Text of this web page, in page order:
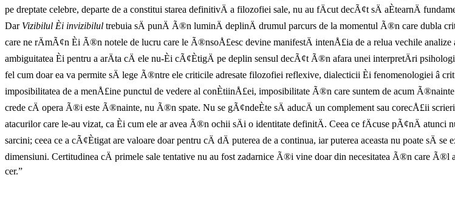
pe dreptate celebre, departe de a constitui starea definitivÄ a filozofiei sale, nu au fÄcut decÃ¢t sÄ aÈtearnÄ
Dar Vizibilul Èi invizibilul trebuia sÄ punÄ Ã®n luminÄ deplinÄ drumul parcurs de la momentul Ã®n care dubla
care ne rÄmÃ¢n Èi Ã®n notele de lucru care le Ã®nsoÅ£esc devine manifestÄ intenÅ£ia de a relua vechile
ambiguitatea Èi pentru a arÄta cÄ ele nu-Èi cÃ¢ÈtigÄ pe deplin sensul decÃ¢t Ã®n afara unei interpretÄri
fel cum doar ea va permite sÄ lege Ã®ntre ele criticile adresate filozofiei reflexive, dialecticii Èi fenomenologiei â
imposibilitatea de a menÅ£ine punctul de vedere al conÈtiinÅ£ei, imposibilitate Ã®n care suntem de acum
crede cÄ opera Ã®i este Ã®nainte, nu Ã®n spate. Nu se gÃ¢ndeÈte sÄ aducÄ un complement sau corecÅ£ii
atacurilor care le-au vizat, ca Èi cum ele ar avea Ã®n ochii sÄi o identitate definitÄ. Ceea ce fÄcuse pÃ¢nÄ
sarcini; ceea ce a cÃ¢Ètigat are valoare doar pentru cÄ dÄ puterea de a continua, iar puterea aceasta nu poate sÄ
dimensiuni. Certitudinea cÄ primele sale tentative nu au fost zadarnice Ã®i vine doar din necesitatea Ã®n care Ã®l
cer.”